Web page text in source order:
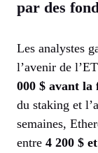
par des
Les analystes
l’avenir de
000 $ avant la
du staking et
semaines,
entre 4 200 $